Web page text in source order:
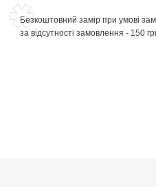
Безкоштовний замір при умові
за відсутності замовлення - 150